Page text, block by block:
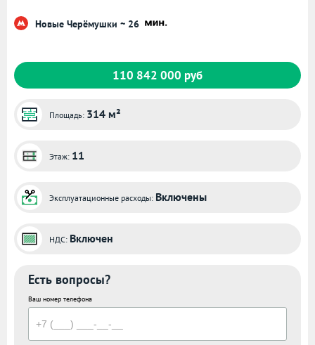
Новые Черёмушки ~ 26
110 842 000 руб
Площадь: 314 м²
Этаж: 11
Эксплуатационные расходы: Включены
НДС: Включен
Есть вопросы?
Ваш номер телефона